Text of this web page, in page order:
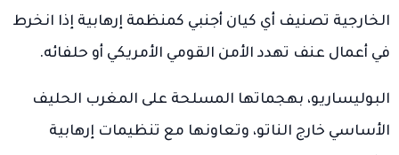
الخارجية تصنيف أي كيان أجنبي كمنظمة إرهابية إذا انخرط
في أعمال عنف تهدد الأمن القومي الأمريكي أو حلفائه.
البوليساريو، بهجماتها المسلحة على المغرب الحليف
الأساسي خارج الناتو، وتعاونها مع تنظيمات إرهابية